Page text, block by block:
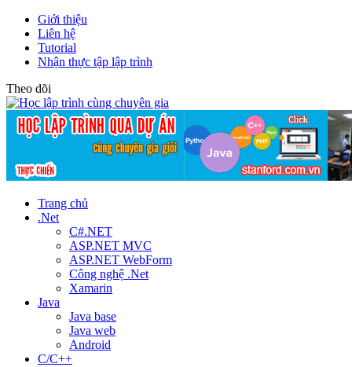
Giới thiệu
Liên hệ
Tutorial
Nhận thực tập lập trình
Theo dõi
Trang chủ
.Net
C#.NET
ASP.NET MVC
ASP.NET WebForm
Công nghệ .Net
Xamarin
Java
Java base
Java web
Android
C/C++